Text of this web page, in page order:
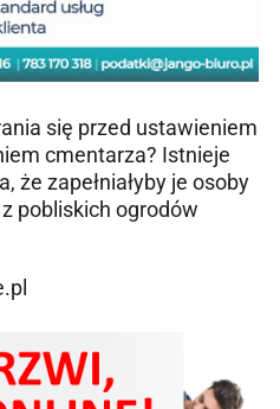
się przed ustawieniem
cmentarza? Istnieje
że zapełniałyby je osoby
pobliskich ogrodów